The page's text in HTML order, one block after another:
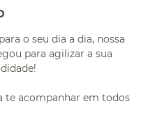
o seu dia a dia, nossa
para agilizar a sua
te acompanhar em todos